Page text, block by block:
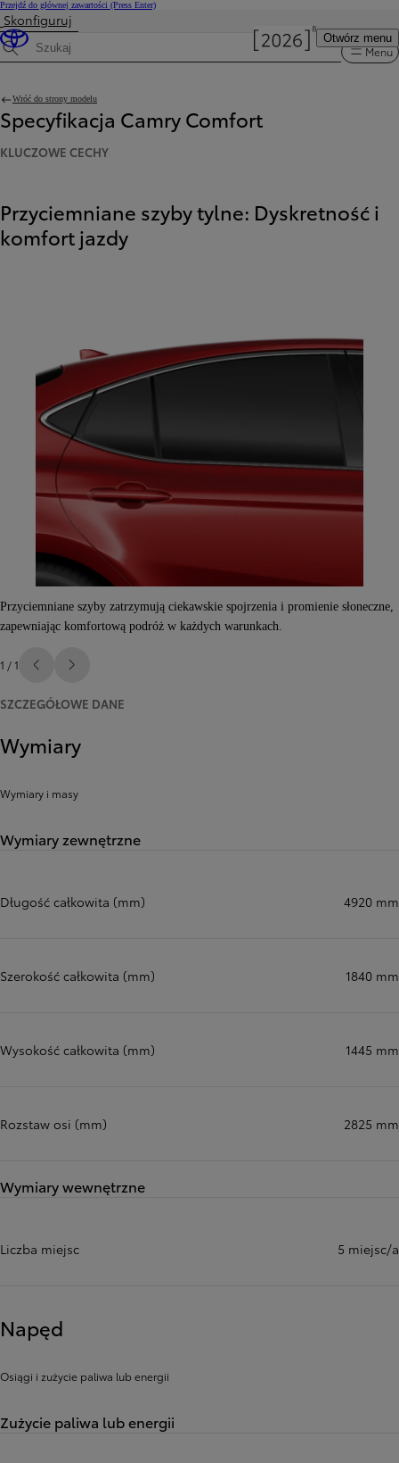
Przejdź do głównej zawartości (Press Enter)
Otwórz menu
Skonfiguruj
Wyszukaj dane techniczne Menu
Wróć do strony modelu
Specyfikacja Camry Comfort
KLUCZOWE CECHY
Przyciemniane szyby tylne: Dyskretność i
komfort jazdy
Przyciemniane szyby zatrzymują ciekawskie spojrzenia i promienie słoneczne,
zapewniając komfortową podróż w każdych warunkach.
1 / 1 PoprzedniNastępny
SZCZEGÓŁOWE DANE
Wymiary
Wymiary i masy
Wymiary zewnętrzne
Długość całkowita (mm) 4920 mm
Szerokość całkowita (mm) 1840 mm
Wysokość całkowita (mm) 1445 mm
Rozstaw osi (mm) 2825 mm
Wymiary wewnętrzne
Liczba miejsc 5 miejsc/a
Napęd
Osiągi i zużycie paliwa lub energii
Zużycie paliwa lub energii